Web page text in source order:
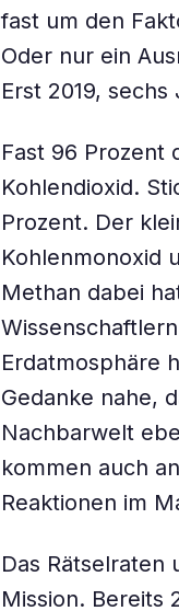
fast um den
Oder nur ein
Erst 2019,
Fast 96 Prozent
Kohlendioxid.
Prozent. Der
Kohlenmonoxid
Methan dabei
Erdatmosphäre
Gedanke nahe,
Nachbarwelt
kommen auch
Reaktionen im
Das Rätselraten
Mission. Bereits